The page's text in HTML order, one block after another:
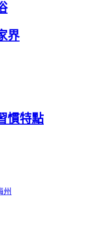
界
慣特點
州